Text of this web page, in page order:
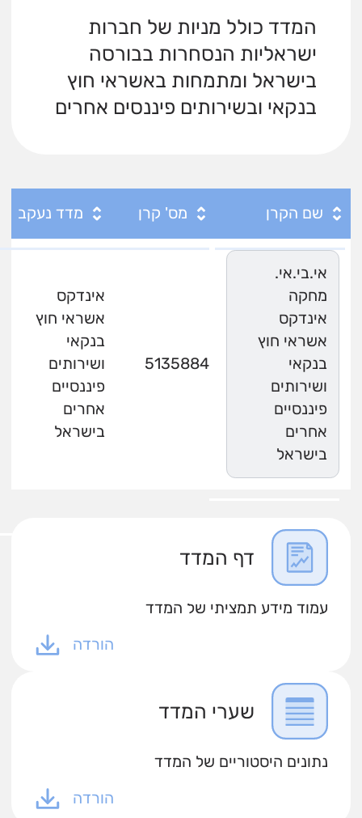
המדד כולל מניות של חברות
ישראליות הנסחרות בבורסה
בישראל ומתמחות באשראי חוץ
בנקאי ובשירותים פיננסים אחרים
שם הקרן מס' קרן מדד נעקב
אי.בי.אי.
מחקה
אינדקס
אשראי חוץ
בנקאי
ושירותים
פיננסיים
אחרים
בישראל
5135884
אינדקס
אשראי חוץ
בנקאי
ושירותים
פיננסיים
אחרים
בישראל
דף המדד
עמוד מידע תמציתי של המדד
הורדה
שערי המדד
נתונים היסטוריים של המדד
הורדה